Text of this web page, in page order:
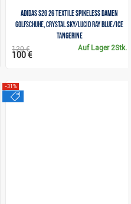
Adidas S2G 26 Textile Spikeless Damen
Golfschuhe, crystal sky/lucid ray blue/ice
tangerine
Auf Lager2Stk.
120 €
100 €
-31%